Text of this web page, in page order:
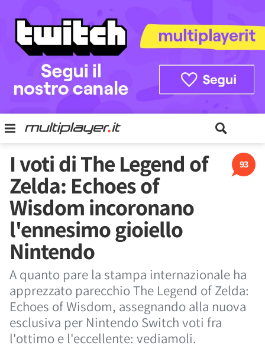
93
I voti di The Legend of
Zelda: Echoes of
Wisdom incoronano
l'ennesimo gioiello
Nintendo
A quanto pare la stampa internazionale ha
apprezzato parecchio The Legend of Zelda:
Echoes of Wisdom, assegnando alla nuova
esclusiva per Nintendo Switch voti fra
l'ottimo e l'eccellente: vediamoli.